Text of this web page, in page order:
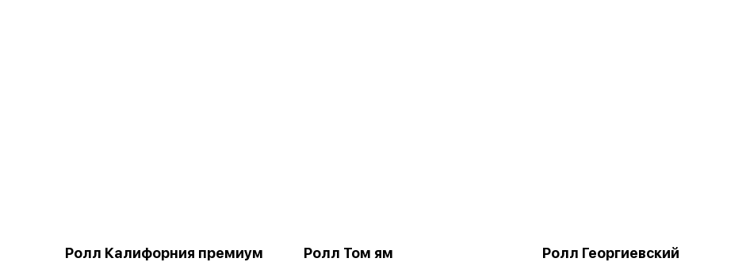
Ролл Калифорния премиум Ролл Том ям Ролл Георгиевский